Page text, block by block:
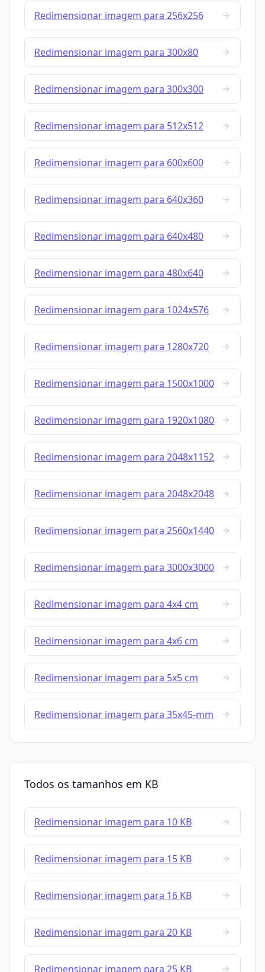
Redimensionar imagem para 256x256
Redimensionar imagem para 300x80
Redimensionar imagem para 300x300
Redimensionar imagem para 512x512
Redimensionar imagem para 600x600
Redimensionar imagem para 640x360
Redimensionar imagem para 640x480
Redimensionar imagem para 480x640
Redimensionar imagem para 1024x576
Redimensionar imagem para 1280x720
Redimensionar imagem para 1500x1000
Redimensionar imagem para 1920x1080
Redimensionar imagem para 2048x1152
Redimensionar imagem para 2048x2048
Redimensionar imagem para 2560x1440
Redimensionar imagem para 3000x3000
Redimensionar imagem para 4x4 cm
Redimensionar imagem para 4x6 cm
Redimensionar imagem para 5x5 cm
Redimensionar imagem para 35x45-mm
Todos os tamanhos em KB
Redimensionar imagem para 10 KB
Redimensionar imagem para 15 KB
Redimensionar imagem para 16 KB
Redimensionar imagem para 20 KB
Redimensionar imagem para 25 KB